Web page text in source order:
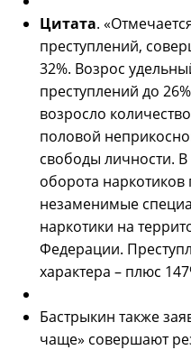
Цитата.
преступлений,
32%. Возрос
преступлений до
возросло
половой
свободы личности.
оборота
незаменимые
наркотики на
Федерации.
характера – плюс
Бастрыкин также
чаще» совершают